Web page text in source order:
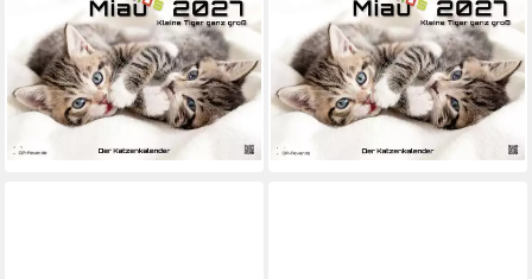
Wandkalender Miau Kids -
kleine Tiger ganz groß - Der
Katzenkalender - 2027 -
Kalen
19,99 €
lieferbar - in 2-3 Werktagen bei dir
Wandkalender Miau Kids -
kleine Tiger ganz groß - Der
Katzenkalender - 2027 -
Kalen
36,99 €
lieferbar - in 2-3 Werktagen bei dir